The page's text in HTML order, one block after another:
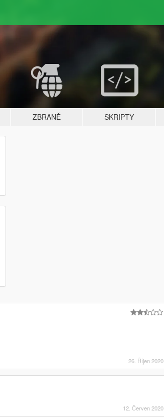
ZBRANĚ SKRIPTY
26. Říjen 2020
12. Červen 2020